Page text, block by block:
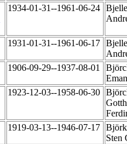
1934-01-31--1961-06-24
1931-01-31--1961-06-17
1906-09-29--1937-08-01
1923-12-03--1958-06-30
1919-03-13--1946-07-17
Sten